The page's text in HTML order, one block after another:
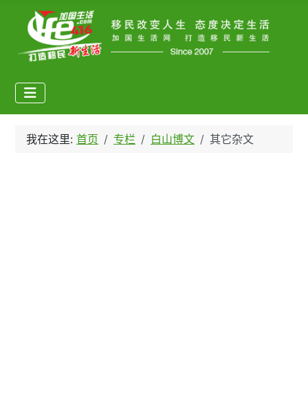
我在这里: 首页 专栏 白山博文 其它杂文